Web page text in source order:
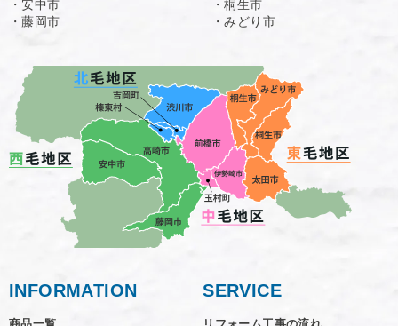
・安中市
・藤岡市
・桐生市
・みどり市
INFORMATION SERVICE